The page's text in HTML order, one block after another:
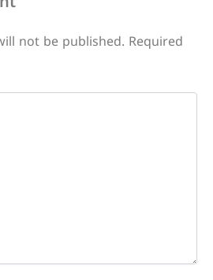
not be published. Required